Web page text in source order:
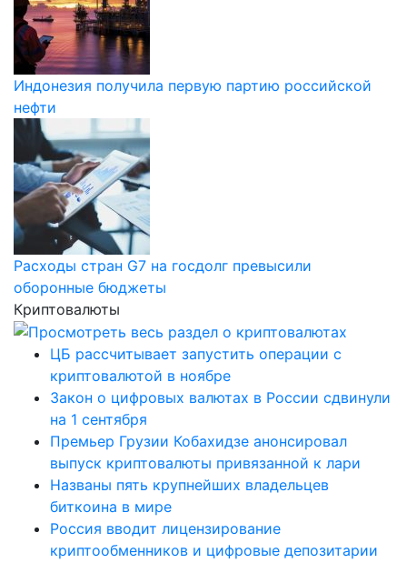
Индонезия получила первую партию российской
нефти
Расходы стран G7 на госдолг превысили
оборонные бюджеты
Криптовалюты
ЦБ рассчитывает запустить операции с
криптовалютой в ноябре
Закон о цифровых валютах в России сдвинули
на 1 сентября
Премьер Грузии Кобахидзе анонсировал
выпуск криптовалюты привязанной к лари
Названы пять крупнейших владельцев
биткоина в мире
Россия вводит лицензирование
криптообменников и цифровые депозитарии